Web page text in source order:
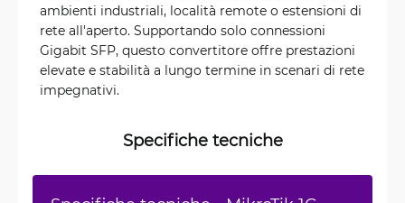
ambienti industriali, località remote o estensioni di
rete all'aperto. Supportando solo connessioni
Gigabit SFP, questo convertitore offre prestazioni
elevate e stabilità a lungo termine in scenari di rete
impegnativi.
Specifiche tecniche